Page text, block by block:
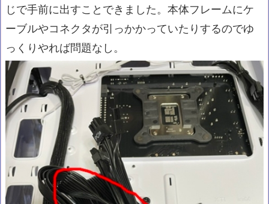
じで手前に出すことできました。本体フレームにケ
ーブルやコネクタが引っかかっていたりするのでゆ
っくりやれば問題なし。